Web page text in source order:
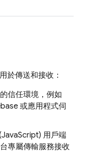
於傳送和接收：
信任環境，例如
或應用程式伺
用戶端
專屬傳輸服務接收